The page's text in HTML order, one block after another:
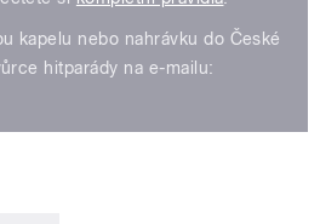
kapelu nebo nahrávku do České
hitparády na e-mailu: